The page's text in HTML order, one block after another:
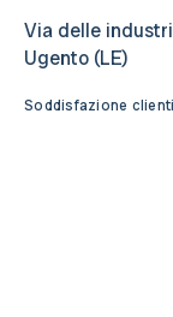
Via delle
Ugento (LE)
Soddisfazione clienti